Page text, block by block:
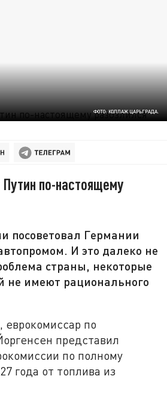
ФОТО: КОЛЛАЖ ЦАРЬГРАДА.
по-настоящему
посоветовал Германии
И это далеко не
страны, некоторые
не имеют рационального
по
представил
по полному
года от топлива из